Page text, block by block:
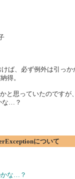
ば、必ず例外は引っか
得。
と思っていたのですが
な…？
について
かな…？